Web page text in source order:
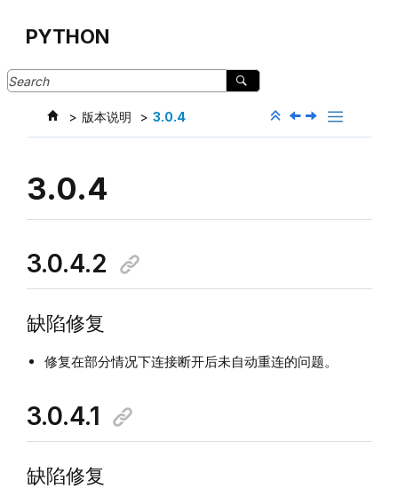
PYTHON
版本说明 3.0.4
3.0.4
3.0.4.2
缺陷修复
修复在部分情况下连接断开后未自动重连的问题。
3.0.4.1
缺陷修复